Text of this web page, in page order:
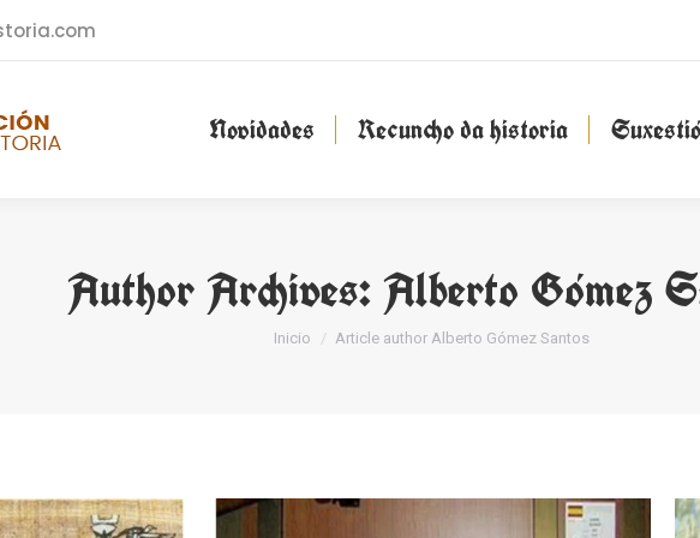
Novidades Recuncho da historia
Author Archives:Alberto Gómez
You are here:
Inicio Article author Alberto Gómez Santos
Novidades Recuncho da historia